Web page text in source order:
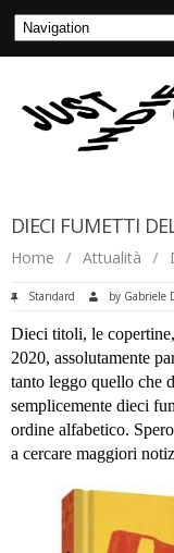
DIECI FUMETTI
Home / Attualità /
Standard by Gabriele
Dieci titoli, le
2020, assolutamente
tanto leggo quello che
semplicemente dieci
ordine alfabetico.
a cercare maggiori